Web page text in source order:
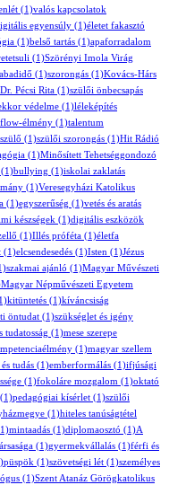
(1)valós kapcsolatok
egyensúly (1)életet fakasztó
(1)belső tartás (1)apaforradalom
(1)Szörényi Imola Virág
(1)szorongás (1)Kovács-Hárs
Pécsi Rita (1)szülői önbecsapás
védelme (1)léleképítés
flow-élmény (1)talentum
(1)szülői szorongás (1)Hit Rádió
(1)Minősített Tehetséggondozó
(1)bullying (1)iskolai zaklatás
(1)Veresegyházi Katolikus
(1)egyszerűség (1)vetés és aratás
készségek (1)digitális eszközök
(1)Illés próféta (1)életfa
(1)elcsendesedés (1)Isten (1)Jézus
szakmai ajánló (1)Magyar Művészeti
Magyar Népművészeti Egyetem
kitüntetés (1)kíváncsiság
öntudat (1)szükséglet és igény
tudatosság (1)mese szerepe
(1)magyar szellem
tudás (1)emberformálás (1)ifjúsági
(1)fokoláre mozgalom (1)oktató
(1)pedagógiai kísérlet (1)szülői
(1)hiteles tanúságtétel
mintaadás (1)diplomaosztó (1)A
(1)gyermekvállalás (1)férfi és
püspök (1)szövetségi lét (1)személyes
(1)Szent Atanáz Görögkatolikus